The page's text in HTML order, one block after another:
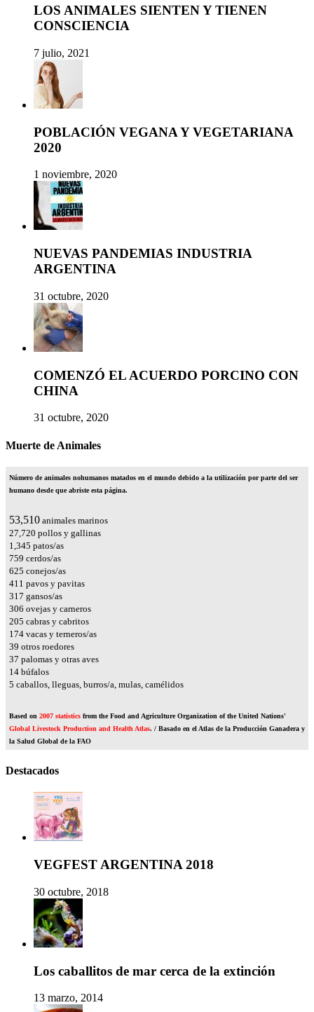
LOS ANIMALES SIENTEN Y TIENEN
CONSCIENCIA
7 julio, 2021
POBLACIÓN VEGANA Y VEGETARIANA
2020
1 noviembre, 2020
NUEVAS PANDEMIAS INDUSTRIA
ARGENTINA
31 octubre, 2020
COMENZÓ EL ACUERDO PORCINO CON
CHINA
31 octubre, 2020
Muerte de Animales
Número de animales nohumanos matados en el mundo debido a la utilización por parte del ser
humano desde que abriste esta página.
59,932 animales marinos
31,047 pollos y gallinas
1,506 patos/as
850 cerdos/as
701 conejos/as
460 pavos y pavitas
355 gansos/as
343 ovejas y carneros
230 cabras y cabritos
194 vacas y terneros/as
43 otros roedores
42 palomas y otras aves
15 búfalos
6 caballos, lleguas, burros/a, mulas, camélidos
Based on 2007 statistics from the Food and Agriculture Organization of the United Nations'
Global Livestock Production and Health Atlas. / Basado en el Atlas de la Producción Ganadera y
la Salud Global de la FAO
Destacados
VEGFEST ARGENTINA 2018
30 octubre, 2018
Los caballitos de mar cerca de la extinción
13 marzo, 2014